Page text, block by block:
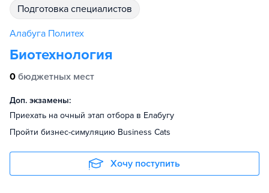
подготовка специалистов
Алабуга Политех
Биотехнология
0 бюджетных мест
Доп. экзамены:
Приехать на очный этап отбора в Елабугу
Пройти бизнес-симуляцию Business Cats
Хочу поступить